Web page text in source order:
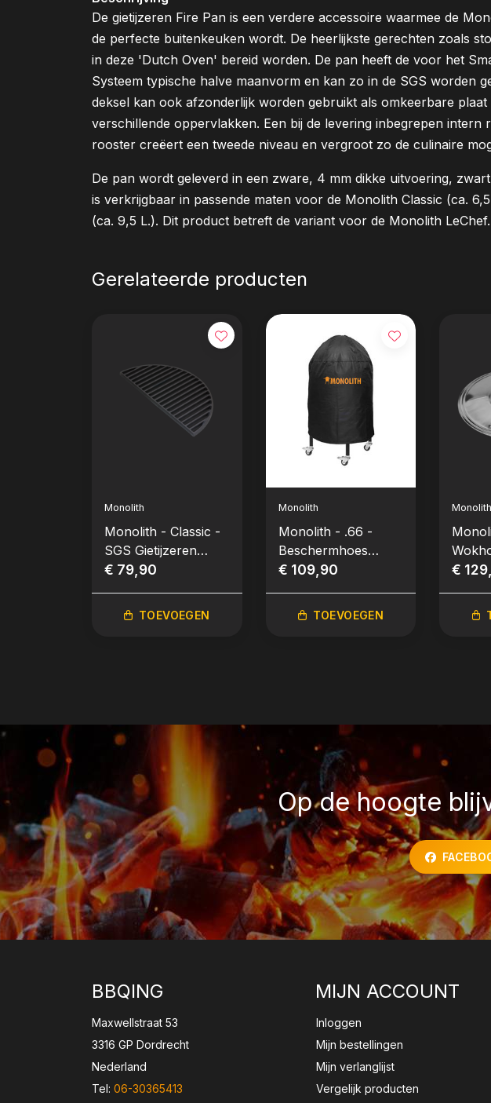
De gietijzeren Fire Pan is een verdere accessoire waarmee de
de perfecte buitenkeuken wordt. De heerlijkste gerechten zoals
in deze 'Dutch Oven' bereid worden. De pan heeft de voor het
Systeem typische halve maanvorm en kan zo in de SGS worden
deksel kan ook afzonderlijk worden gebruikt als omkeerbare plaat
verschillende oppervlakken. Een bij de levering inbegrepen intern
rooster creëert een tweede niveau en vergroot zo de culinaire
De pan wordt geleverd in een zware, 4 mm dikke uitvoering,
is verkrijgbaar in passende maten voor de Monolith Classic (ca.
(ca. 9,5 L.). Dit product betreft de variant voor de Monolith LeChef.
Gerelateerde producten
Monolith
Monolith - Classic -
SGS Gietijzeren
Rooster (halfrond)
€ 79,90
TOEVOEGEN
Monolith
Monolith - .66 -
Beschermhoes
(LeChef)
€ 109,90
TOEVOEGEN
Monolith
€
Op de hoogte
BBQING
Maxwellstraat 53
3316 GP Dordrecht
Nederland
Tel: 06-30365413
MIJN ACCOUNT
Inloggen
Mijn bestellingen
Mijn verlanglijst
Vergelijk producten